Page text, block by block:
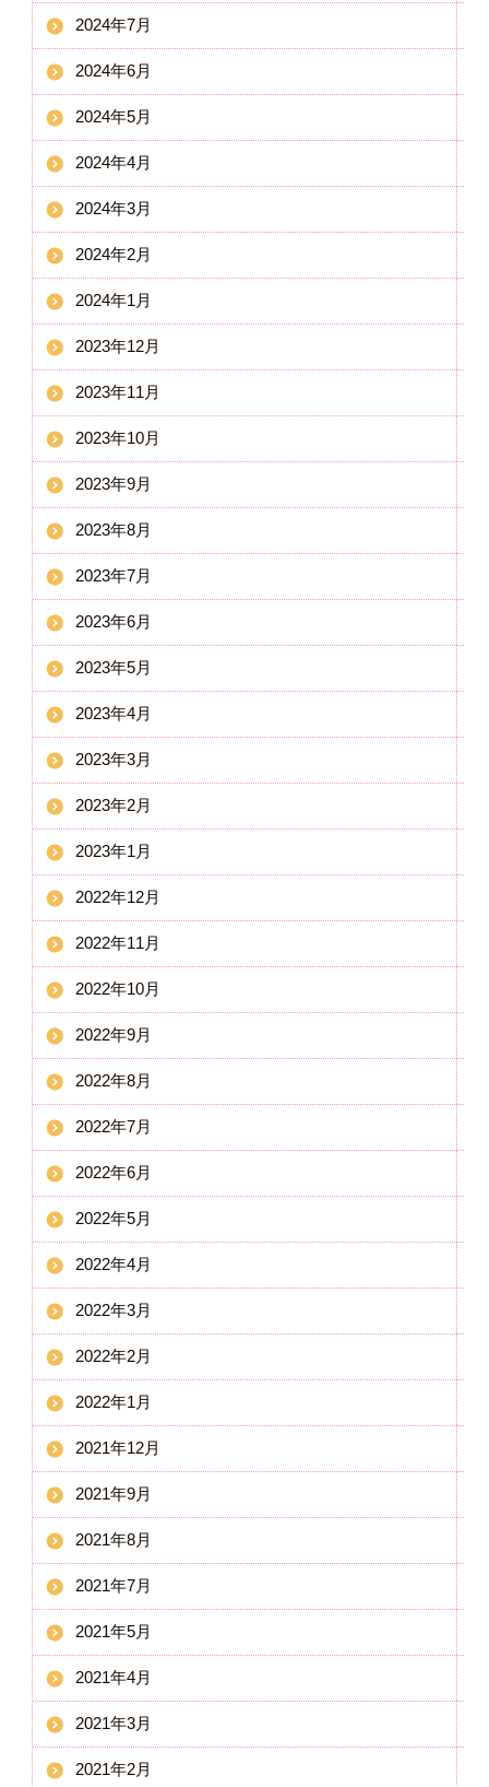
2024年7月
2024年6月
2024年5月
2024年4月
2024年3月
2024年2月
2024年1月
2023年12月
2023年11月
2023年10月
2023年9月
2023年8月
2023年7月
2023年6月
2023年5月
2023年4月
2023年3月
2023年2月
2023年1月
2022年12月
2022年11月
2022年10月
2022年9月
2022年8月
2022年7月
2022年6月
2022年5月
2022年4月
2022年3月
2022年2月
2022年1月
2021年12月
2021年9月
2021年8月
2021年7月
2021年5月
2021年4月
2021年3月
2021年2月